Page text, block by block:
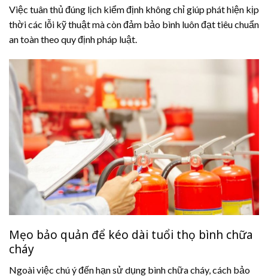
Việc tuân thủ đúng lịch kiểm định không chỉ giúp phát hiện kịp
thời các lỗi kỹ thuật mà còn đảm bảo bình luôn đạt tiêu chuẩn
an toàn theo quy định pháp luật.
Mẹo bảo quản để kéo dài tuổi thọ bình chữa
cháy
Ngoài việc chú ý đến hạn sử dụng bình chữa cháy, cách bảo